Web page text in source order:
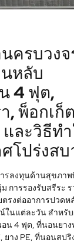
ครบวงจ
หลับ
4 ฟุต,
, พ็อกเก็ต
และวิธีท
โปร่งสบ
รลงทุนด้านสุขภา
การรองรับสรีระ ร
รงต่ออาการปวดห
ในแต่ละวัน สำหรั
น 4 ฟุต, ที่นอนยาง
ยาง PE, ที่นอนสปริ